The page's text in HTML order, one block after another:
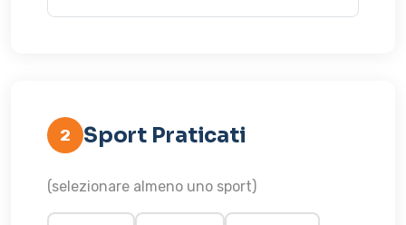
2 Sport Praticati
(selezionare almeno uno sport)